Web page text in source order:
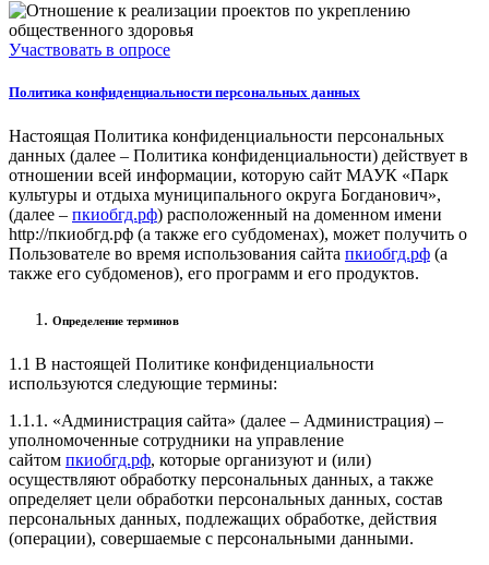
Участвовать в опросе
Политика конфиденциальности персональных данных
Настоящая Политика конфиденциальности персональных
данных (далее – Политика конфиденциальности) действует в
отношении всей информации, которую сайт МАУК «Парк
культуры и отдыха муниципального округа Богданович»,
(далее – пкиобгд.рф) расположенный на доменном имени
http://пкиобгд.рф (а также его субдоменах), может получить о
Пользователе во время использования сайта пкиобгд.рф (а
также его субдоменов), его программ и его продуктов.
Определение терминов
1.1 В настоящей Политике конфиденциальности
используются следующие термины:
1.1.1. «Администрация сайта» (далее – Администрация) –
уполномоченные сотрудники на управление
сайтом пкиобгд.рф, которые организуют и (или)
осуществляют обработку персональных данных, а также
определяет цели обработки персональных данных, состав
персональных данных, подлежащих обработке, действия
(операции), совершаемые с персональными данными.